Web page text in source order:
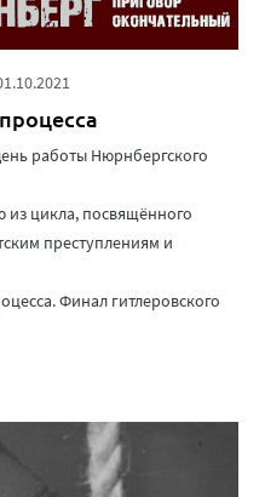
работы Нюрнбергского
цикла, посвящённого
преступлениям и
Финал гитлеровского